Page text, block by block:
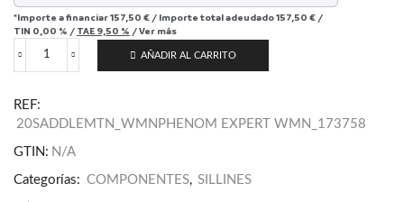
*Importe a financiar157,50 € / Importe total adeudado157,50 € /
TIN 0,00 % / TAE 9,50 % /Ver más
Phenom
cantidad
AÑADIR AL CARRITO
REF:
20SADDLEMTN_WMNPHENOM EXPERT WMN_173758
GTIN: N/A
Categorías: COMPONENTES, SILLINES